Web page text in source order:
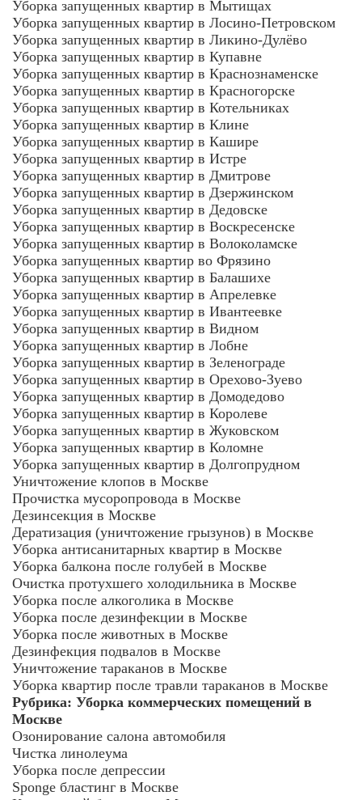
Уборка запущенных квартир в Мытищах
Уборка запущенных квартир в Лосино-Петровском
Уборка запущенных квартир в Ликино-Дулёво
Уборка запущенных квартир в Купавне
Уборка запущенных квартир в Краснознаменске
Уборка запущенных квартир в Красногорске
Уборка запущенных квартир в Котельниках
Уборка запущенных квартир в Клине
Уборка запущенных квартир в Кашире
Уборка запущенных квартир в Истре
Уборка запущенных квартир в Дмитрове
Уборка запущенных квартир в Дзержинском
Уборка запущенных квартир в Дедовске
Уборка запущенных квартир в Воскресенске
Уборка запущенных квартир в Волоколамске
Уборка запущенных квартир во Фрязино
Уборка запущенных квартир в Балашихе
Уборка запущенных квартир в Апрелевке
Уборка запущенных квартир в Ивантеевке
Уборка запущенных квартир в Видном
Уборка запущенных квартир в Лобне
Уборка запущенных квартир в Зеленограде
Уборка запущенных квартир в Орехово-Зуево
Уборка запущенных квартир в Домодедово
Уборка запущенных квартир в Королеве
Уборка запущенных квартир в Жуковском
Уборка запущенных квартир в Коломне
Уборка запущенных квартир в Долгопрудном
Уничтожение клопов в Москве
Прочистка мусоропровода в Москве
Дезинсекция в Москве
Дератизация (уничтожение грызунов) в Москве
Уборка антисанитарных квартир в Москве
Уборка балкона после голубей в Москве
Очистка протухшего холодильника в Москве
Уборка после алкоголика в Москве
Уборка после дезинфекции в Москве
Уборка после животных в Москве
Дезинфекция подвалов в Москве
Уничтожение тараканов в Москве
Уборка квартир после травли тараканов в Москве
Рубрика: Уборка коммерческих помещений в
Москве
Озонирование салона автомобиля
Чистка линолеума
Уборка после депрессии
Sponge бластинг в Москве